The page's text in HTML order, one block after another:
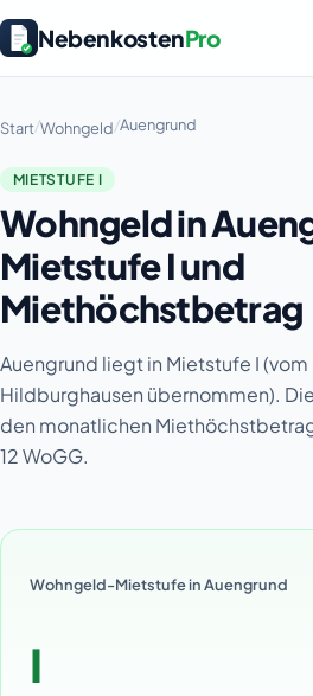
NebenkostenPro
Start/Wohngeld/Auengrund
MIETSTUFE I
Wohngeld in
Mietstufe I und
Miethöchstbetrag
Auengrund liegt in Mietstufe I
Hildburghausen übernommen).
den monatlichen
12 WoGG.
Wohngeld-Mietstufe in Auengrund
I